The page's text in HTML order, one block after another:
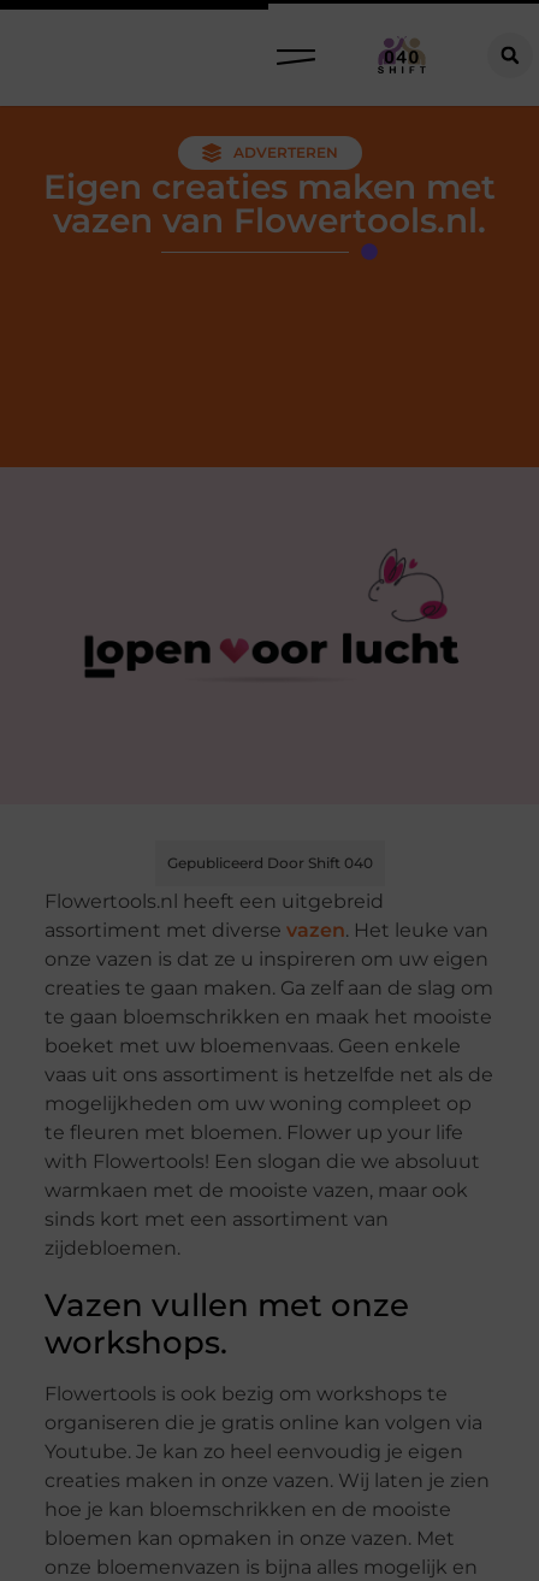
ADVERTEREN
Eigen creaties maken met
vazen van Flowertools.nl.
Gepubliceerd Door Shift 040
Flowertools.nl heeft een uitgebreid
assortiment met diverse vazen. Het leuke van
onze vazen is dat ze u inspireren om uw eigen
creaties te gaan maken. Ga zelf aan de slag om
te gaan bloemschrikken en maak het mooiste
boeket met uw bloemenvaas. Geen enkele
vaas uit ons assortiment is hetzelfde net als de
mogelijkheden om uw woning compleet op
te fleuren met bloemen. Flower up your life
with Flowertools! Een slogan die we absoluut
warmkaen met de mooiste vazen, maar ook
sinds kort met een assortiment van
zijdebloemen.
Vazen vullen met onze
workshops.
Flowertools is ook bezig om workshops te
organiseren die je gratis online kan volgen via
Youtube. Je kan zo heel eenvoudig je eigen
creaties maken in onze vazen. Wij laten je zien
hoe je kan bloemschrikken en de mooiste
bloemen kan opmaken in onze vazen. Met
onze bloemenvazen is bijna alles mogelijk en